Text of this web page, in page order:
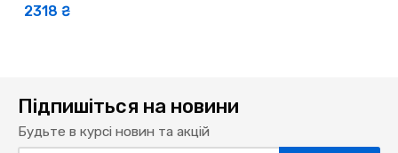
2318 ₴
Підпишіться на новини
Будьте в курсі новин та акцій